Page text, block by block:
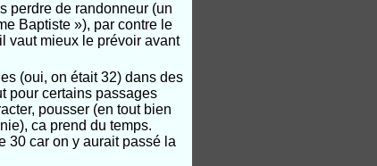
perdre de randonneur (un
Baptiste »), par contre le
vaut mieux le prévoir avant
(oui, on était 32) dans des
pour certains passages
pousser (en tout bien
ca prend du temps.
30 car on y aurait passé la